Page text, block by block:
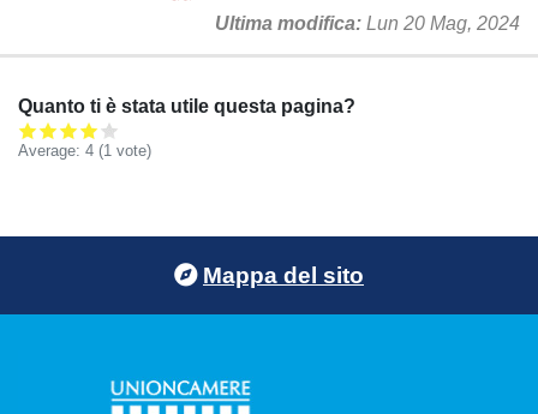
Ultima modifica Lun 20 Mag, 2024
Quanto ti è stata utile questa pagina?
Average: 4 (1 vote)
Mappa del sito